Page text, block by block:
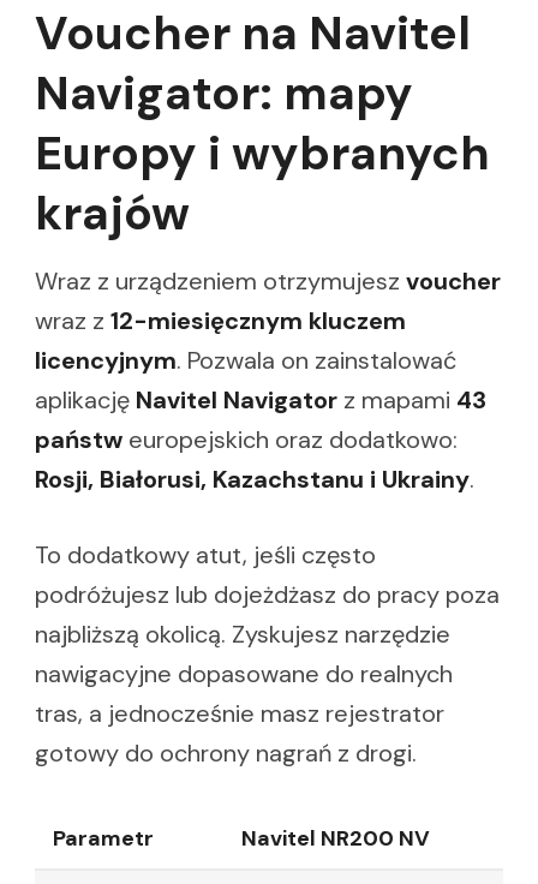
Voucher na Navitel
Navigator: mapy
Europy i wybranych
krajów
Wraz z urządzeniem otrzymujesz voucher
wraz z 12-miesięcznym kluczem
licencyjnym. Pozwala on zainstalować
aplikację Navitel Navigator z mapami 43
państw europejskich oraz dodatkowo:
Rosji, Białorusi, Kazachstanu i Ukrainy.
To dodatkowy atut, jeśli często
podróżujesz lub dojeżdżasz do pracy poza
najbliższą okolicą. Zyskujesz narzędzie
nawigacyjne dopasowane do realnych
tras, a jednocześnie masz rejestrator
gotowy do ochrony nagrań z drogi.
Parametr Navitel NR200 NV